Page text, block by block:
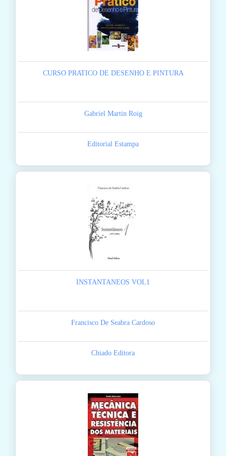
CURSO PRATICO DE DESENHO E PINTURA
Gabriel Martin Roig
Editorial Estampa
INSTANTANEOS VOL1
Francisco De Seabra Cardoso
Chiado Editora